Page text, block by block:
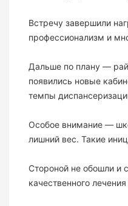
Встречу завершили
профессионализм и
Дальше по плану —
появились новые
темпы
Особое внимание —
лишний вес. Такие
Стороной не обошли и
качественного